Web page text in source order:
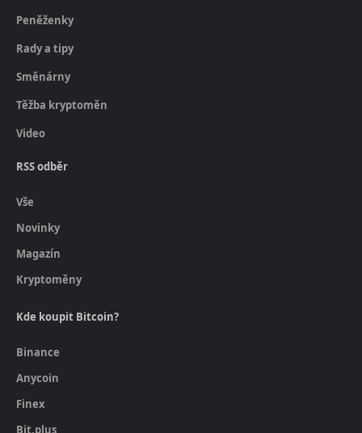
Peněženky
Rady a tipy
Směnárny
Těžba kryptoměn
Video
RSS odběr
Vše
Novinky
Magazín
Kryptoměny
Kde koupit Bitcoin?
Binance
Anycoin
Finex
Bit.plus